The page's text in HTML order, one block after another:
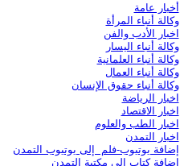
أخبار عامة
وكالة أنباء المرأة
اخبار الأدب والفن
وكالة أنباء اليسار
وكالة أنباء العلمانية
وكالة أنباء العمال
وكالة أنباء حقوق الإنسان
اخبار الرياضة
اخبار الاقتصاد
اخبار الطب والعلوم
اخبار التمدن
إضافة يوتيوب-فلم إلى يوتيوب التمدن
إضافة كتاب إلى مكتبة التمدن